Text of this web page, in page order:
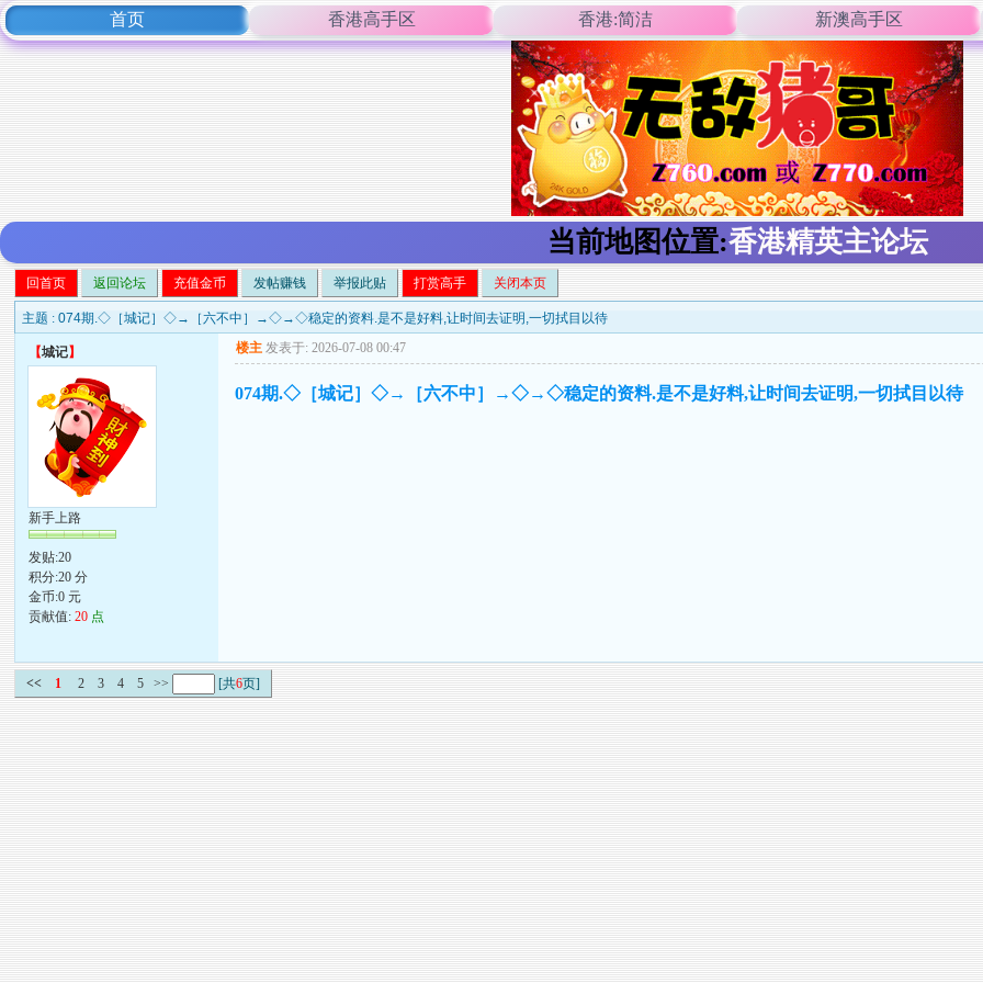
首页 香港高手区 香港:简洁 新澳高手区
当前地图位置:香港精英主论坛
回首页 返回论坛 充值金币 发帖赚钱 举报此贴 打赏高手 关闭本页
主题 :074期.◇［城记］◇→［六不中］→◇→◇稳定的资料.是不是好料,让时间去证明,一切拭目以待
【城记】
新手上路
发贴:20
积分:20 分
金币:0 元
贡献值:20 点
楼主 发表于: 2026-07-08 00:47
074期.◇［城记］◇→［六不中］→◇→◇稳定的资料.是不是好料,让时间去证明,一切拭目以待
<< 1 2 3 4 5 >> [共6页]